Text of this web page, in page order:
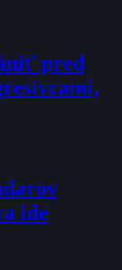
pred
ide